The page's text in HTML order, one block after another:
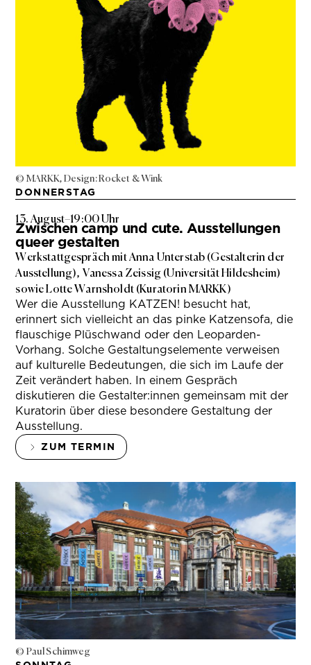
© MARKK, Design: Rocket & Wink
DONNERSTAG
13. August–19:00 Uhr
Zwischen camp und cute. Ausstellungen
queer gestalten
Werkstattgespräch mit Anna Unterstab (Gestalterin der
Ausstellung), Vanessa Zeissig (Universität Hildesheim)
sowie Lotte Warnsholdt (Kuratorin MARKK)
Wer die Ausstellung KATZEN! besucht hat,
erinnert sich vielleicht an das pinke Katzensofa, die
flauschige Plüschwand oder den Leoparden-
Vorhang. Solche Gestaltungselemente verweisen
auf kulturelle Bedeutungen, die sich im Laufe der
Zeit verändert haben. In einem Gespräch
diskutieren die Gestalter:innen gemeinsam mit der
Kuratorin über diese besondere Gestaltung der
Ausstellung.
ZUM TERMIN
© Paul Schimweg